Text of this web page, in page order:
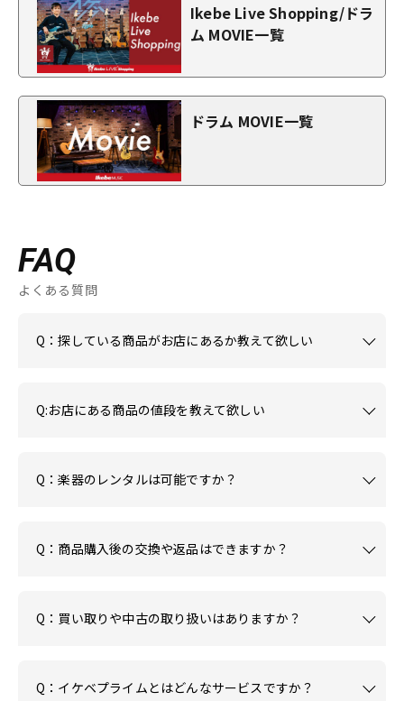
Ikebe Live Shopping/ドラ
ム MOVIE一覧
ドラム MOVIE一覧
FAQ
よくある質問
Q：探している商品がお店にあるか教えて欲しい
Q:お店にある商品の値段を教えて欲しい
Q：楽器のレンタルは可能ですか？
Q：商品購入後の交換や返品はできますか？
Q：買い取りや中古の取り扱いはありますか？
Q：イケベプライムとはどんなサービスですか？